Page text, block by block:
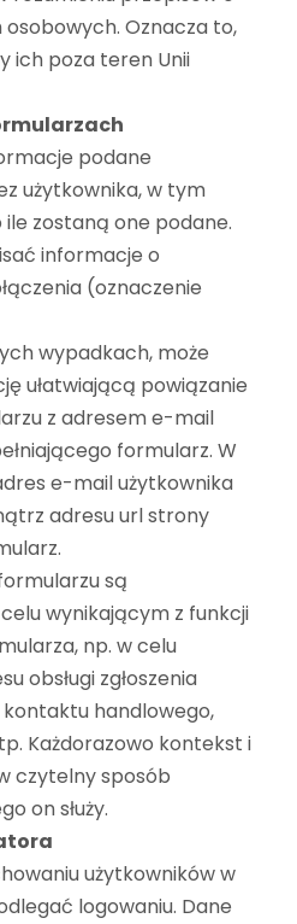
Oznacza to,
ich poza teren Unii
podane
użytkownika, w tym
zostaną one podane.
informacje o
(oznaczenie
wypadkach, może
ułatwiającą powiązanie
z adresem e-mail
formularz. W
e-mail użytkownika
adresu url strony
są
wynikającym z funkcji
np. w celu
obsługi zgłoszenia
handlowego,
Każdorazowo kontekst i
czytelny sposób
on służy.
użytkowników w
logowaniu. Dane